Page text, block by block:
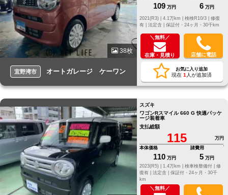
38枚
宜野湾市 オートガレージ ケーワン
109 万円 6 万円
修復
有 | 法定含 | 保証付・24ヶ月・30千km
＼無料／
在庫・見積り 店舗に電話
お気に入り追加
現在 1 人が追加済
スズキ
ワゴンRスマイル 660 G 快適パッケ
ージ装着車
支払総額
115
万円
本体価格
110 万円
諸費用
5 万円
2023(R5) |
1.4万km | 検車検整備付 | 修
復有 | 法定含 | 保証付・24ヶ月・30千
km
＼無料／